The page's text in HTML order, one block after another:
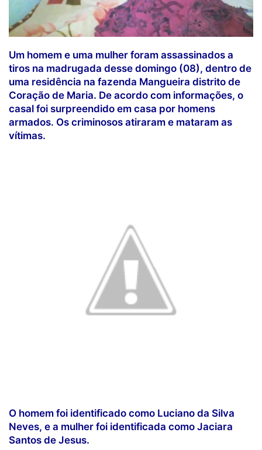
Um homem e uma mulher foram assassinados a
tiros na madrugada desse domingo (08), dentro de
uma residência na fazenda Mangueira distrito de
Coração de Maria. De acordo com informações, o
casal foi surpreendido em casa por homens
armados. Os criminosos atiraram e mataram as
vítimas.
O homem foi identificado como Luciano da Silva
Neves, e a mulher foi identificada como Jaciara
Santos de Jesus.